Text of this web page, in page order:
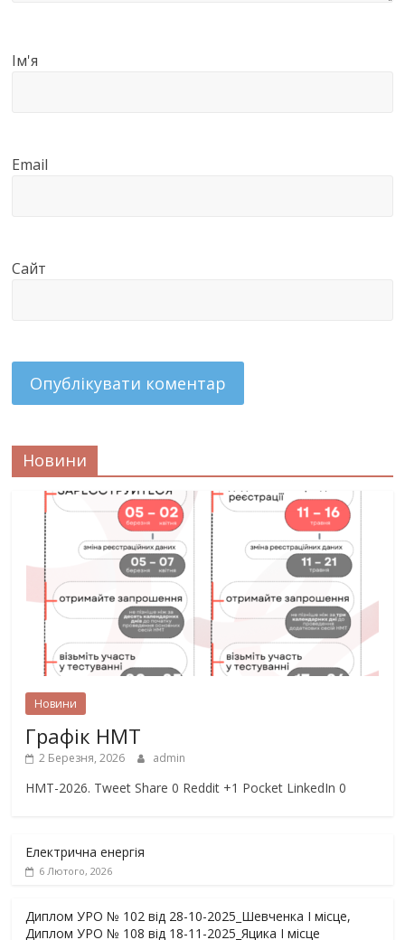
Ім'я
Email
Сайт
Новини
Новини
Графік НМТ
2 Березня, 2026 admin
НМТ-2026. Tweet Share 0 Reddit +1 Pocket LinkedIn 0
Електрична енергія
6 Лютого, 2026
Диплом УРО № 102 від 28-10-2025_Шевченка І місце,
Диплом УРО № 108 від 18-11-2025_Яцика І місце